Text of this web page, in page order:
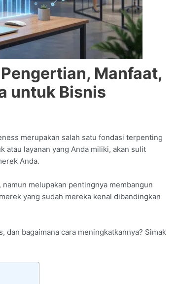
Manfaat,
untuk Bisnis
merupakan salah satu fondasi terpenting
atau layanan yang Anda miliki, akan sulit
Anda.
melupakan pentingnya membangun
yang sudah mereka kenal dibandingkan
dan bagaimana cara meningkatkannya? Simak